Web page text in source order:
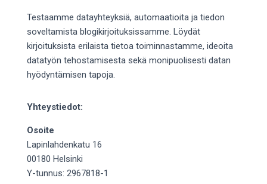
Testaamme datayhteyksiä, automaatioita ja tiedon
soveltamista blogikirjoituksissamme. Löydät
kirjoituksista erilaista tietoa toiminnastamme, ideoita
datatyön tehostamisesta sekä monipuolisesti datan
hyödyntämisen tapoja.
Yhteystiedot:
Osoite
Lapinlahdenkatu 16
00180 Helsinki
Y-tunnus: 2967818-1